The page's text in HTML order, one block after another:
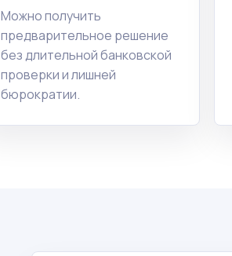
Можно получить
предварительное решение
без длительной банковской
проверки и лишней
бюрократии.